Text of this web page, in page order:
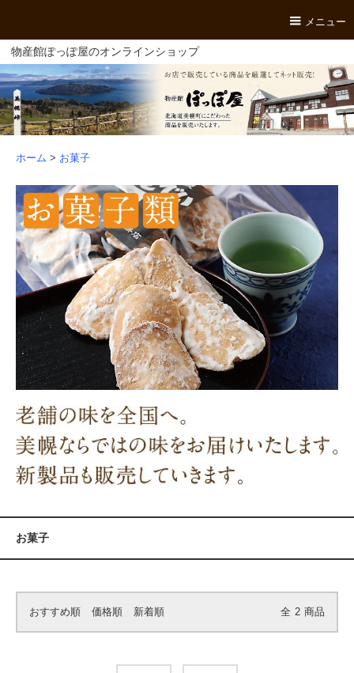
メニュー
物産館ぽっぽ屋のオンラインショップ
ホーム > お菓子
お菓子
おすすめ順 価格順 新着順 全 2 商品